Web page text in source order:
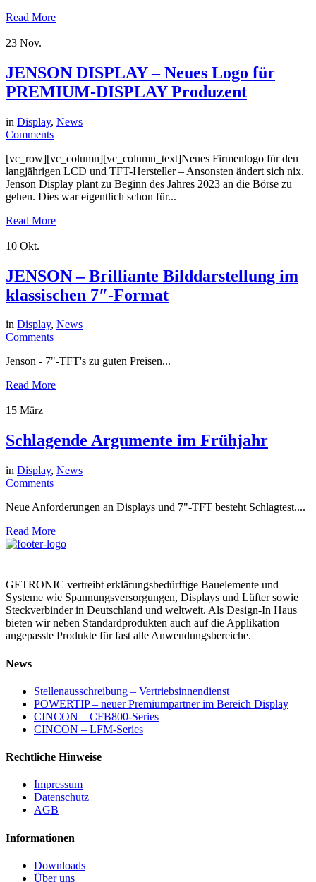
Read More
23 Nov.
JENSON DISPLAY – Neues Logo für
PREMIUM-DISPLAY Produzent
in Display, News
Comments
[vc_row][vc_column][vc_column_text]Neues Firmenlogo für den
langjährigen LCD und TFT-Hersteller – Ansonsten ändert sich nix.
Jenson Display plant zu Beginn des Jahres 2023 an die Börse zu
gehen. Dies war eigentlich schon für...
Read More
10 Okt.
JENSON – Brilliante Bilddarstellung im
klassischen 7″-Format
in Display, News
Comments
Jenson - 7"-TFT's zu guten Preisen...
Read More
15 März
Schlagende Argumente im Frühjahr
in Display, News
Comments
Neue Anforderungen an Displays und 7"-TFT besteht Schlagtest....
Read More
GETRONIC vertreibt erklärungs­bedürftige Bauelemente und
Systeme wie Spannungs­versorgungen, Displays und Lüfter sowie
Steckverbinder in Deutschland und weltweit. Als Design-In Haus
bieten wir neben Standard­produkten auch auf die Applikation
angepasste Produkte für fast alle Anwendungs­bereiche.
News
Stellenausschreibung – Vertriebsinnendienst
POWERTIP – neuer Premiumpartner im Bereich Display
CINCON – CFB800-Series
CINCON – LFM-Series
Rechtliche Hinweise
Impressum
Datenschutz
AGB
Informationen
Downloads
Über uns